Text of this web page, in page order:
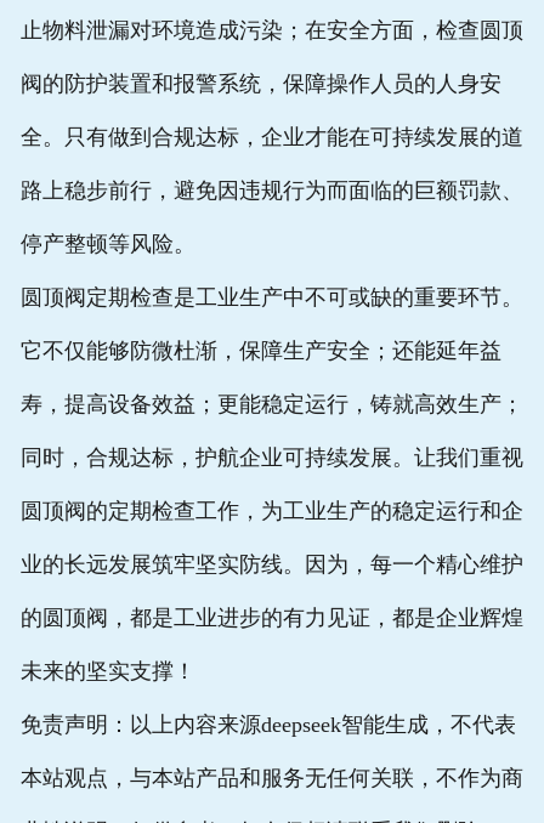
止物料泄漏对环境造成污染；在安全方面，检查圆顶
阀的防护装置和报警系统，保障操作人员的人身安
全。只有做到合规达标，企业才能在可持续发展的道
路上稳步前行，避免因违规行为而面临的巨额罚款、
停产整顿等风险。
圆顶阀定期检查是工业生产中不可或缺的重要环节。
它不仅能够防微杜渐，保障生产安全；还能延年益
寿，提高设备效益；更能稳定运行，铸就高效生产；
同时，合规达标，护航企业可持续发展。让我们重视
圆顶阀的定期检查工作，为工业生产的稳定运行和企
业的长远发展筑牢坚实防线。因为，每一个精心维护
的圆顶阀，都是工业进步的有力见证，都是企业辉煌
未来的坚实支撑！
免责声明：以上内容来源deepseek智能生成，不代表
本站观点，与本站产品和服务无任何关联，不作为商